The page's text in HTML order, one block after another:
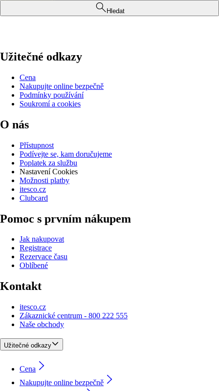
Hledat
Užitečné odkazy
Cena
Nakupujte online bezpečně
Podmínky používání
Soukromí a cookies
O nás
Přístupnost
Podívejte se, kam doručujeme
Poplatek za službu
Nastavení Cookies
Možnosti platby
itesco.cz
Clubcard
Pomoc s prvním nákupem
Jak nakupovat
Registrace
Rezervace času
Oblíbené
Kontakt
itesco.cz
Zákaznické centrum - 800 222 555
Naše obchody
Užitečné odkazy
Cena
Nakupujte online bezpečně